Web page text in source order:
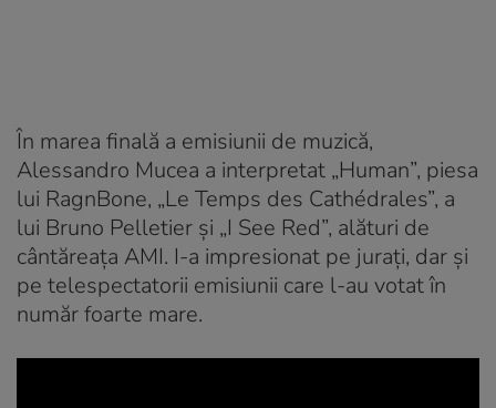
În marea finală a emisiunii de muzică,
Alessandro Mucea a interpretat „Human”, piesa
lui RagnBone, „Le Temps des Cathédrales”, a
lui Bruno Pelletier și „I See Red”, alături de
cântăreața AMI. I-a impresionat pe jurați, dar și
pe telespectatorii emisiunii care l-au votat în
număr foarte mare.